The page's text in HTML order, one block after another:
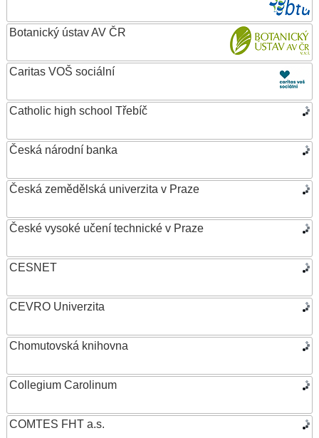
Botanický ústav AV ČR
Caritas VOŠ sociální
Catholic high school Třebíč
Česká národní banka
Česká zemědělská univerzita v Praze
České vysoké učení technické v Praze
CESNET
CEVRO Univerzita
Chomutovská knihovna
Collegium Carolinum
COMTES FHT a.s.